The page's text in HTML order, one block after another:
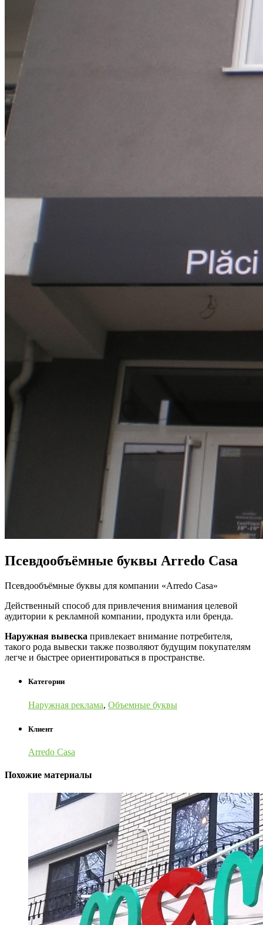
Псевдообъёмные буквы Arredo Casa
Псевдообъёмные буквы для компании «Arredo Casa»
Действенный способ для привлечения внимания целевой
аудитории к рекламной компании, продукта или бренда.
Наружная вывеска привлекает внимание потребителя,
такого рода вывески также позволяют будущим покупателям
легче и быстрее ориентироваться в пространстве.
Категории
Наружная реклама, Объемные буквы
Клиент
Arredo Casa
Похожие материалы